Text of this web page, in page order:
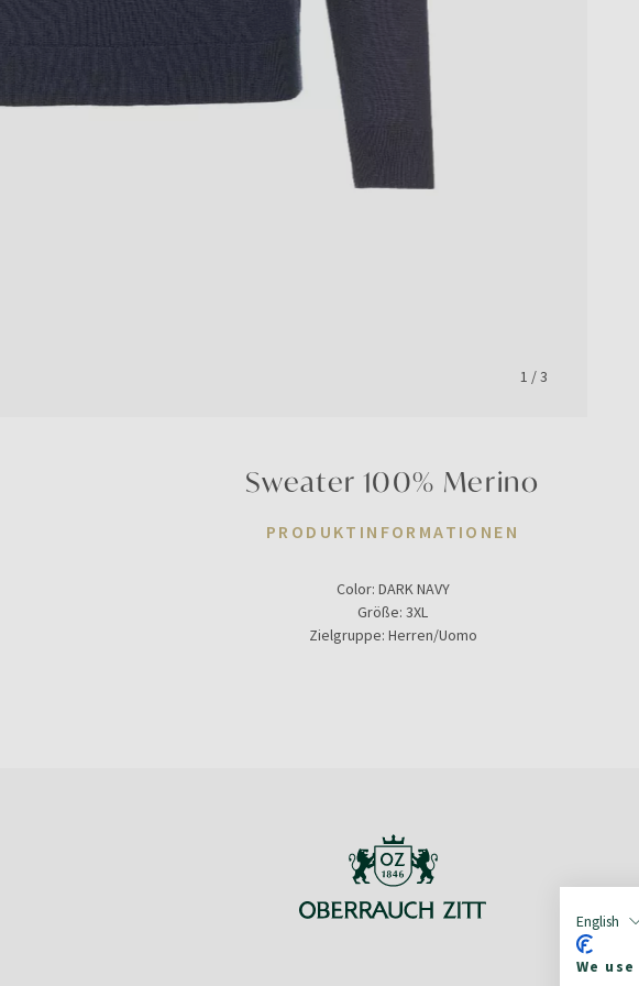
English
We
1 /3
Sweater 100% Merino
PRODUKTINFORMATIONEN
Color: DARK NAVY
Größe: 3XL
Zielgruppe: Herren/Uomo